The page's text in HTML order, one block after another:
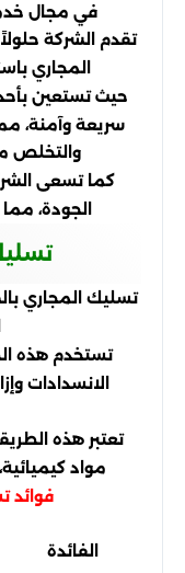
في مجال
تقدم الشركة
المجاري
حيث تستعين
سريعة وآمنة،
والتخلص
كما تسعى
الجودة،
تسليك المجاري
تستخدم هذه
الانسدادات
تعتبر هذه
مواد
فوائد
الفائدة